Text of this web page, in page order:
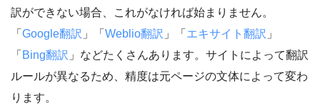
訳ができない場合、これがなければ始まりません。
「 Google翻訳 」「 Weblio翻訳 」「 エキサイト翻訳 」
「 Bing翻訳 」などたくさんあります。サイトによって翻訳
ルールが異なるため、精度は元ページの文体によって変わ
ります。